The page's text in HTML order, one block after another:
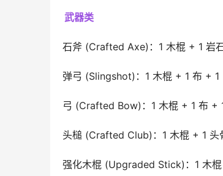
武器类
石斧 (Crafted Axe)：1 木棍 + 1 岩
弹弓 (Slingshot)：1 木棍 + 1 布 + 1
弓 (Crafted Bow)：1 木棍 + 1 布 +
头槌 (Crafted Club)：1 木棍 + 1 头
强化木棍 (Upgraded Stick)：1 木